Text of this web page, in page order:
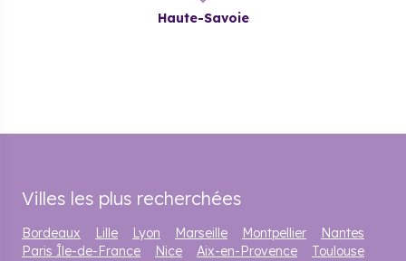
Haute-Savoie
Villes les plus recherchées
Bordeaux Lille Lyon Marseille Montpellier
Nantes
Paris Île-de-France
Nice Aix-en-Provence Toulouse